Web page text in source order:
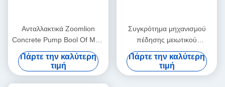
Ανταλλακτικά Zoomlion
Concrete Pump Bool Of Multi
Way Valve
Πάρτε την καλύτερη
τιμή
Συγκρότημα μηχανισμού
πέδησης μειωτικού
ελαστικού αντλίας
σκυροδέματος Zoomlion
ED2090 1039805629
Πάρτε την καλύτερη
τιμή